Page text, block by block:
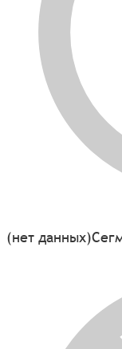
(нет данных)